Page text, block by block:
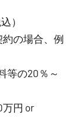
）
の場合、例
の20％～
円 or